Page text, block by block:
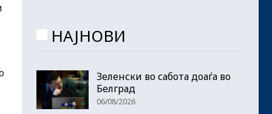
НАЈНОВИ
Зеленски во сабота доаѓа во
Белград
06/08/2026